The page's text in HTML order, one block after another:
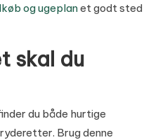
og ugeplanet godt sted
skal du
du både hurtige
Brug denne